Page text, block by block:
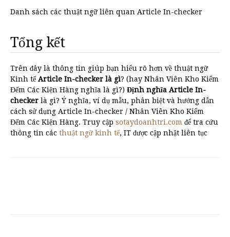
Danh sách các thuật ngữ liên quan Article In-checker
Tổng kết
Trên đây là thông tin giúp bạn hiểu rõ hơn về thuật ngữ
Kinh tếArticle In-checker là gì? (hay Nhân Viên Kho Kiểm
Đếm Các Kiện Hàng nghĩa là gì?) Định nghĩa Article In-
checker là gì? Ý nghĩa, ví dụ mẫu, phân biệt và hướng dẫn
cách sử dụng Article In-checker / Nhân Viên Kho Kiểm
Đếm Các Kiện Hàng. Truy cập sotaydoanhtri.com để tra cứu
thông tin các thuật ngữ kinh tế, IT được cập nhật liên tục